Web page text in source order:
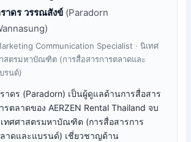
าดร วรรณสังข์ (Paradorn
Communication Specialist · นิเทศ
สตรมหาบัณฑิต (การสื่อสารการตลาดและ
รนด์)
าดร (Paradorn) เป็นผู้ดูแลด้านการสื่อสาร
รตลาดของ AERZEN Rental Thailand จบ
ทศศาสตรมหาบัณฑิต (การสื่อสารการ
าดและแบรนด์) เชี่ยวชาญด้าน